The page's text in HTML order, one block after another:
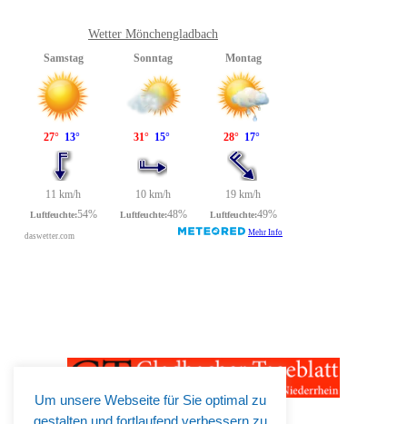
Wetter Mönchengladbach
Um unsere Webseite für Sie optimal zu
gestalten und fortlaufend verbessern zu